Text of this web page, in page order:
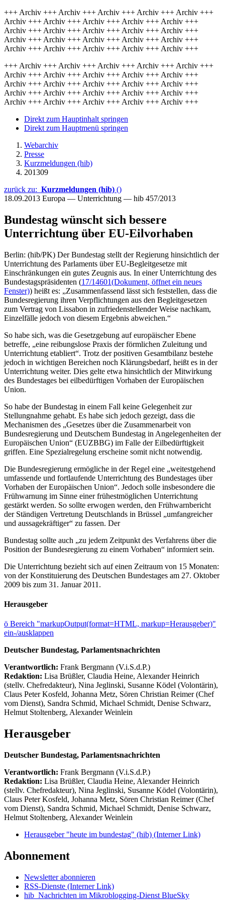
+++ Archiv +++ Archiv +++ Archiv +++ Archiv +++ Archiv +++
Archiv +++ Archiv +++ Archiv +++ Archiv +++ Archiv +++
Archiv +++ Archiv +++ Archiv +++ Archiv +++ Archiv +++
Archiv +++ Archiv +++ Archiv +++ Archiv +++ Archiv +++
Archiv +++ Archiv +++ Archiv +++ Archiv +++ Archiv +++
+++ Archiv +++ Archiv +++ Archiv +++ Archiv +++ Archiv +++
Archiv +++ Archiv +++ Archiv +++ Archiv +++ Archiv +++
Archiv +++ Archiv +++ Archiv +++ Archiv +++ Archiv +++
Archiv +++ Archiv +++ Archiv +++ Archiv +++ Archiv +++
Archiv +++ Archiv +++ Archiv +++ Archiv +++ Archiv +++
Direkt zum Hauptinhalt springen
Direkt zum Hauptmenü springen
Webarchiv
Presse
Kurzmeldungen (hib)
201309
zurück zu: Kurzmeldungen (hib) ()
18.09.2013 Europa — Unterrichtung — hib 457/2013
Bundestag wünscht sich bessere
Unterrichtung über EU-Eilvorhaben
Berlin: (hib/PK) Der Bundestag stellt der Regierung hinsichtlich der
Unterrichtung des Parlaments über EU-Begleitgesetze mit
Einschränkungen ein gutes Zeugnis aus. In einer Unterrichtung des
Bundestagspräsidenten (17/14601(Dokument, öffnet ein neues
Fenster)) heißt es: „Zusammenfassend lässt sich feststellen, dass die
Bundesregierung ihren Verpflichtungen aus den Begleitgesetzen
zum Vertrag von Lissabon in zufriedenstellender Weise nachkam,
Einzelfälle jedoch von diesem Ergebnis abweichen.“
So habe sich, was die Gesetzgebung auf europäischer Ebene
betreffe, „eine reibungslose Praxis der förmlichen Zuleitung und
Unterrichtung etabliert“. Trotz der positiven Gesamtbilanz bestehe
jedoch in wichtigen Bereichen noch Klärungsbedarf, heißt es in der
Unterrichtung weiter. Dies gelte etwa hinsichtlich der Mitwirkung
des Bundestages bei eilbedürftigen Vorhaben der Europäischen
Union.
So habe der Bundestag in einem Fall keine Gelegenheit zur
Stellungnahme gehabt. Es habe sich jedoch gezeigt, dass die
Mechanismen des „Gesetzes über die Zusammenarbeit von
Bundesregierung und Deutschem Bundestag in Angelegenheiten der
Europäischen Union“ (EUZBBG) im Falle der Eilbedürftigkeit
griffen. Eine Spezialregelung erscheine somit nicht notwendig.
Die Bundesregierung ermögliche in der Regel eine „weitestgehend
umfassende und fortlaufende Unterrichtung des Bundestages über
Vorhaben der Europäischen Union“. Jedoch solle insbesondere die
Frühwarnung im Sinne einer frühestmöglichen Unterrichtung
gestärkt werden. So sollte erwogen werden, den Frühwarnbericht
der Ständigen Vertretung Deutschlands in Brüssel „umfangreicher
und aussagekräftiger“ zu fassen. Der
Bundestag sollte auch „zu jedem Zeitpunkt des Verfahrens über die
Position der Bundesregierung zu einem Vorhaben“ informiert sein.
Die Unterrichtung bezieht sich auf einen Zeitraum von 15 Monaten:
von der Konstituierung des Deutschen Bundestages am 27. Oktober
2009 bis zum 31. Januar 2011.
Herausgeber
ö Bereich "markupOutput(format=HTML, markup=Herausgeber)"
ein-/ausklappen
Deutscher Bundestag, Parlamentsnachrichten
Verantwortlich: Frank Bergmann (V.i.S.d.P.)
Redaktion: Lisa Brüßler, Claudia Heine, Alexander Heinrich
(stellv. Chefredakteur), Nina Jeglinski, Susanne Ködel (Volontärin),
Claus Peter Kosfeld, Johanna Metz, Sören Christian Reimer (Chef
vom Dienst), Sandra Schmid, Michael Schmidt, Denise Schwarz,
Helmut Stoltenberg, Alexander Weinlein
Herausgeber
Deutscher Bundestag, Parlamentsnachrichten
Verantwortlich: Frank Bergmann (V.i.S.d.P.)
Redaktion: Lisa Brüßler, Claudia Heine, Alexander Heinrich
(stellv. Chefredakteur), Nina Jeglinski, Susanne Ködel (Volontärin),
Claus Peter Kosfeld, Johanna Metz, Sören Christian Reimer (Chef
vom Dienst), Sandra Schmid, Michael Schmidt, Denise Schwarz,
Helmut Stoltenberg, Alexander Weinlein
Herausgeber "heute im bundestag" (hib) (Interner Link)
Abonnement
Newsletter abonnieren
RSS-Dienste (Interner Link)
hib_Nachrichten im Mikroblogging-Dienst BlueSky